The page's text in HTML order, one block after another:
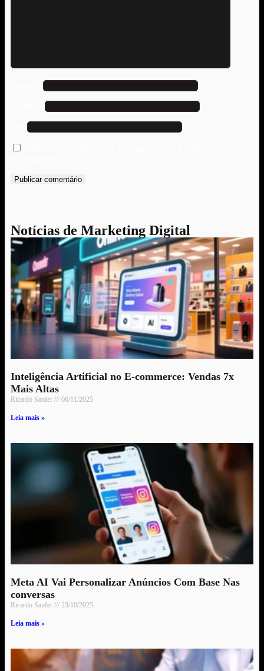
Notícias de Marketing Digital
Inteligência Artificial no E-commerce: Vendas 7x
Mais Altas
Ricardo Sanfer 06/11/2025
Leia mais »
Meta AI Vai Personalizar Anúncios Com Base Nas
conversas
Ricardo Sanfer 23/10/2025
Leia mais »